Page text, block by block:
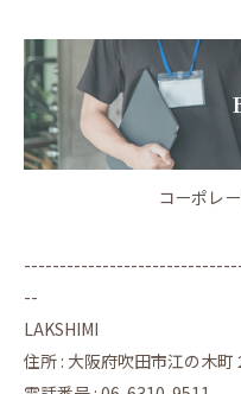
コーポレ
--
LAKSHIMI
住所 : 大阪府吹田市江の木